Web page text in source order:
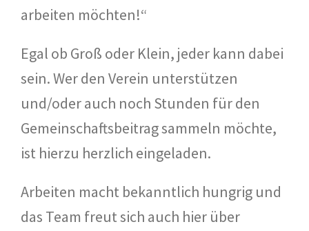
arbeiten möchten!“
Egal ob Groß oder Klein, jeder kann dabei
sein. Wer den Verein unterstützen
und/oder auch noch Stunden für den
Gemeinschaftsbeitrag sammeln möchte,
ist hierzu herzlich eingeladen.
Arbeiten macht bekanntlich hungrig und
das Team freut sich auch hier über